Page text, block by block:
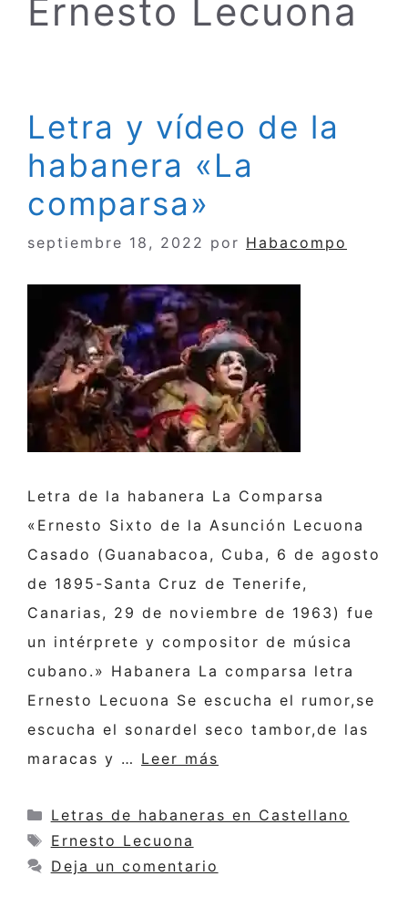
Ernesto Lecuona
Letra y vídeo de la
habanera «La
comparsa»
septiembre 18, 2022 por Habacompo
Letra de la habanera La Comparsa
«Ernesto Sixto de la Asunción Lecuona
Casado (Guanabacoa, Cuba, 6 de agosto
de 1895-Santa Cruz de Tenerife,
Canarias, 29 de noviembre de 1963) fue
un intérprete y compositor de música
cubano.» Habanera La comparsa letra
Ernesto Lecuona Se escucha el rumor,se
escucha el sonardel seco tambor,de las
maracas y … Leer más
Categorías
Letras de habaneras en Castellano
Etiquetas
Ernesto Lecuona
Deja un comentario